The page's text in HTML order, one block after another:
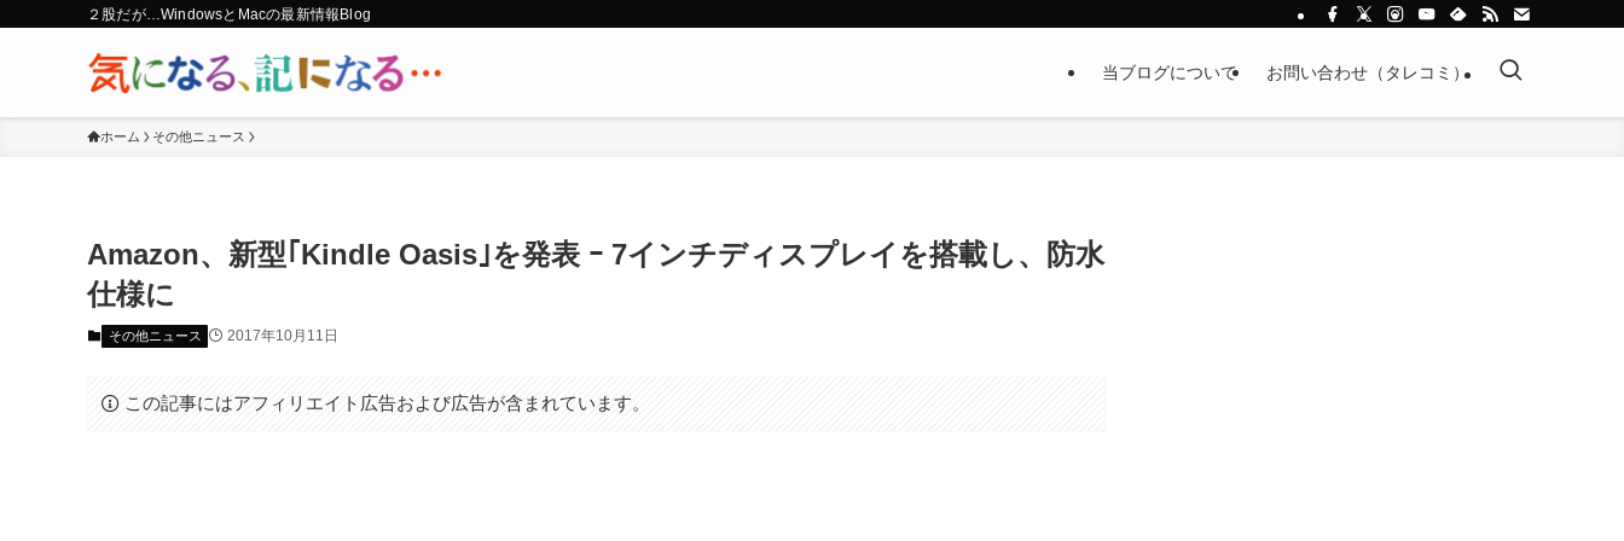
２股だが…WindowsとMacの最新情報Blog
当ブログについて お問い合わせ（タレコミ）
ホーム その他ニュース
Amazon、新型｢Kindle Oasis｣を発表 ｰ 7インチディスプレイを搭載し、防水
仕様に
その他ニュース 2017年10月11日
この記事にはアフィリエイト広告および広告が含まれています。